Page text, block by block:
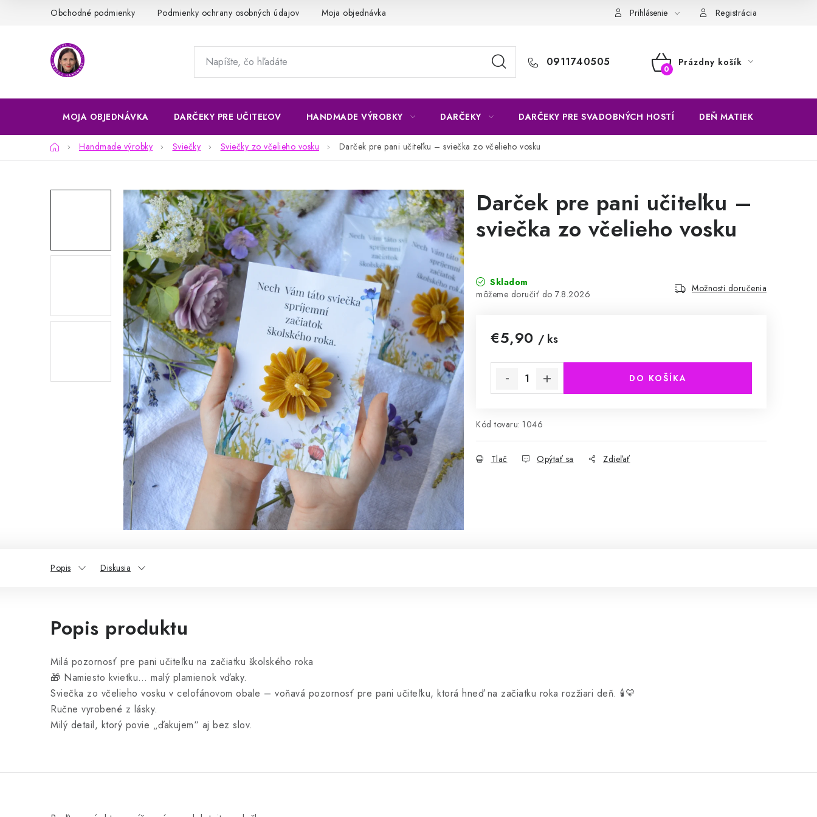
Obchodné podmienky Podmienky ochrany osobných údajov Moja objednávka Prihlásenie Registrácia
0911740505
NÁKUPNÝ
Prázdny košík
MOJA OBJEDNÁVKA DARČEKY PRE UČITEĽOV HANDMADE VÝROBKY DARČEKY DARČEKY PRE SVADOBNÝCH HOSTÍ DEŇ MATIEK
DomovHandmade výrobky Sviečky Sviečky zo včelieho vosku Darček pre pani učiteľku – sviečka zo včelieho vosku
Darček pre pani učiteľku –
sviečka zo včelieho vosku
Skladom
7.8.2026
Možnosti doručenia
€5,90 / ks
DO KOŠÍKA
Kód tovaru: 1046
Tlač Opýtať sa Zdieľať
Popis Diskusia
Popis produktu
Milá pozornosť pre pani učiteľku na začiatku školského roka
🎁 Namiesto kvietku… malý plamienok vďaky.
Sviečka zo včelieho vosku v celofánovom obale – voňavá pozornosť pre pani učiteľku, ktorá hneď na začiatku roka rozžiari deň. 🕯️💛
Ručne vyrobené z lásky.
Milý detail, ktorý povie „ďakujem“ aj bez slov.